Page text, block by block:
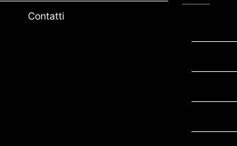
Contatti